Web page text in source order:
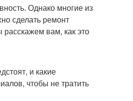
Однако многие из
сделать ремонт
расскажем вам, как это
и какие
чтобы не тратить